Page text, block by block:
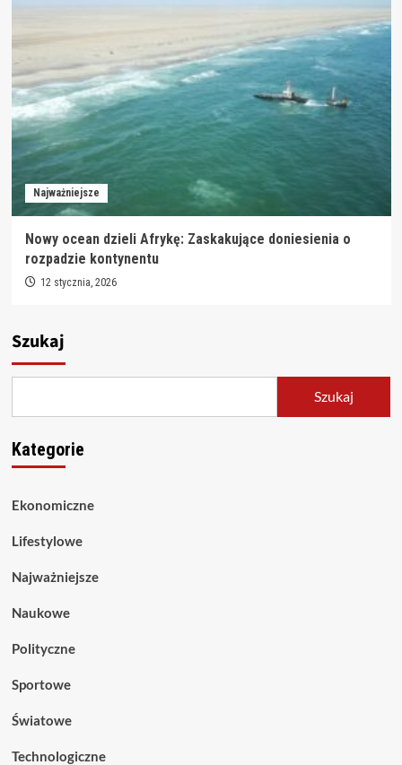
Najważniejsze
Nowy ocean dzieli Afrykę: Zaskakujące doniesienia o
rozpadzie kontynentu
12 stycznia, 2026
Szukaj
Szukaj
Kategorie
Ekonomiczne
Lifestylowe
Najważniejsze
Naukowe
Polityczne
Sportowe
Światowe
Technologiczne